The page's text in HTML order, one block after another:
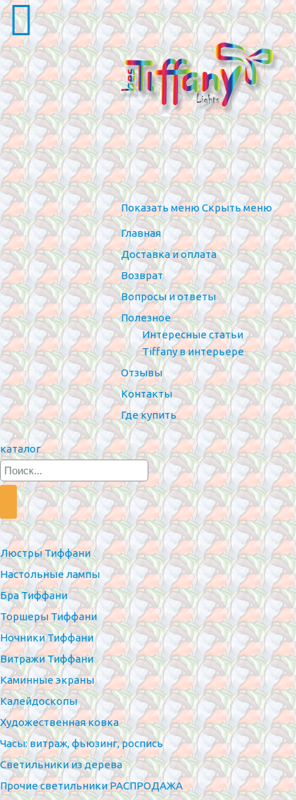
Показать менюСкрыть меню
Главная
Доставка и оплата
Возврат
Вопросы и ответы
Полезное
Интересные статьи
Tiffany в интерьере
Отзывы
Контакты
Где купить
каталог
Люстры Тиффани
Настольные лампы
Бра Тиффани
Торшеры Тиффани
Ночники Тиффани
Витражи Тиффани
Каминные экраны
Калейдоскопы
Художественная ковка
Часы: витраж, фьюзинг, роспись
Светильники из дерева
Прочие светильники РАСПРОДАЖА